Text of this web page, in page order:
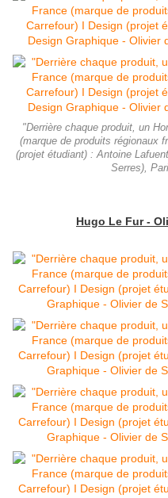
"Derrière chaque produit, un
(marque de produits régionaux
(projet étudiant) : Antoine
Serres),
Hugo Le Fur -